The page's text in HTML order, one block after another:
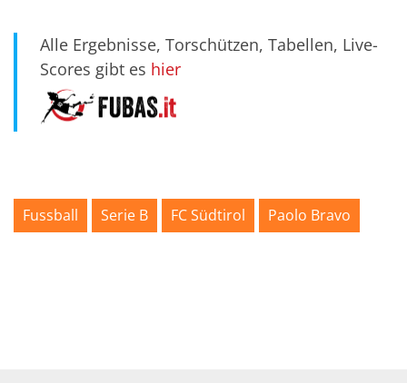
Alle Ergebnisse, Torschützen, Tabellen, Live-
Scores gibt es hier
Fussball Serie B FC Südtirol Paolo Bravo